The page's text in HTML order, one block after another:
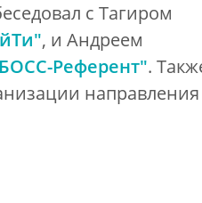
с Тагиром
, и Андреем
Референт".
направления